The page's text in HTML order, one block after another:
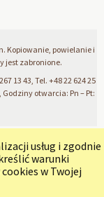
usług i zgodnie
warunki
w Twojej
Kopiowanie, powielanie i
jest zabronione.
13 43, Tel. +48 22 624 25
, Godziny otwarcia: Pn – Pt: